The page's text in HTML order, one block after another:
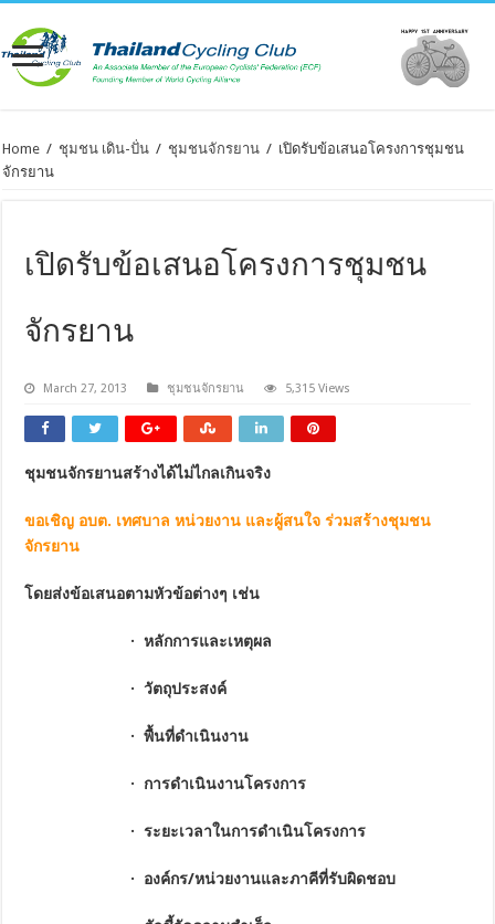
Home / ชุมชน เดิน-ปั่น / ชุมชนจักรยาน / เปิดรับข้อเสนอโครงการชุมชน
จักรยาน
เปิดรับข้อเสนอโครงการชุมชน
จักรยาน
March 27, 2013 ชุมชนจักรยาน 5,315 Views
ชุมชนจักรยานสร้างได้ไม่ไกลเกินจริง
ขอเชิญ อบต. เทศบาล หน่วยงาน และผู้สนใจ ร่วมสร้างชุมชน
จักรยาน
โดยส่งข้อเสนอตามหัวข้อต่างๆ เช่น
· หลักการและเหตุผล
· วัตถุประสงค์
· พื้นที่ดำเนินงาน
· การดำเนินงานโครงการ
· ระยะเวลาในการดำเนินโครงการ
· องค์กร/หน่วยงานและภาคีที่รับผิดชอบ